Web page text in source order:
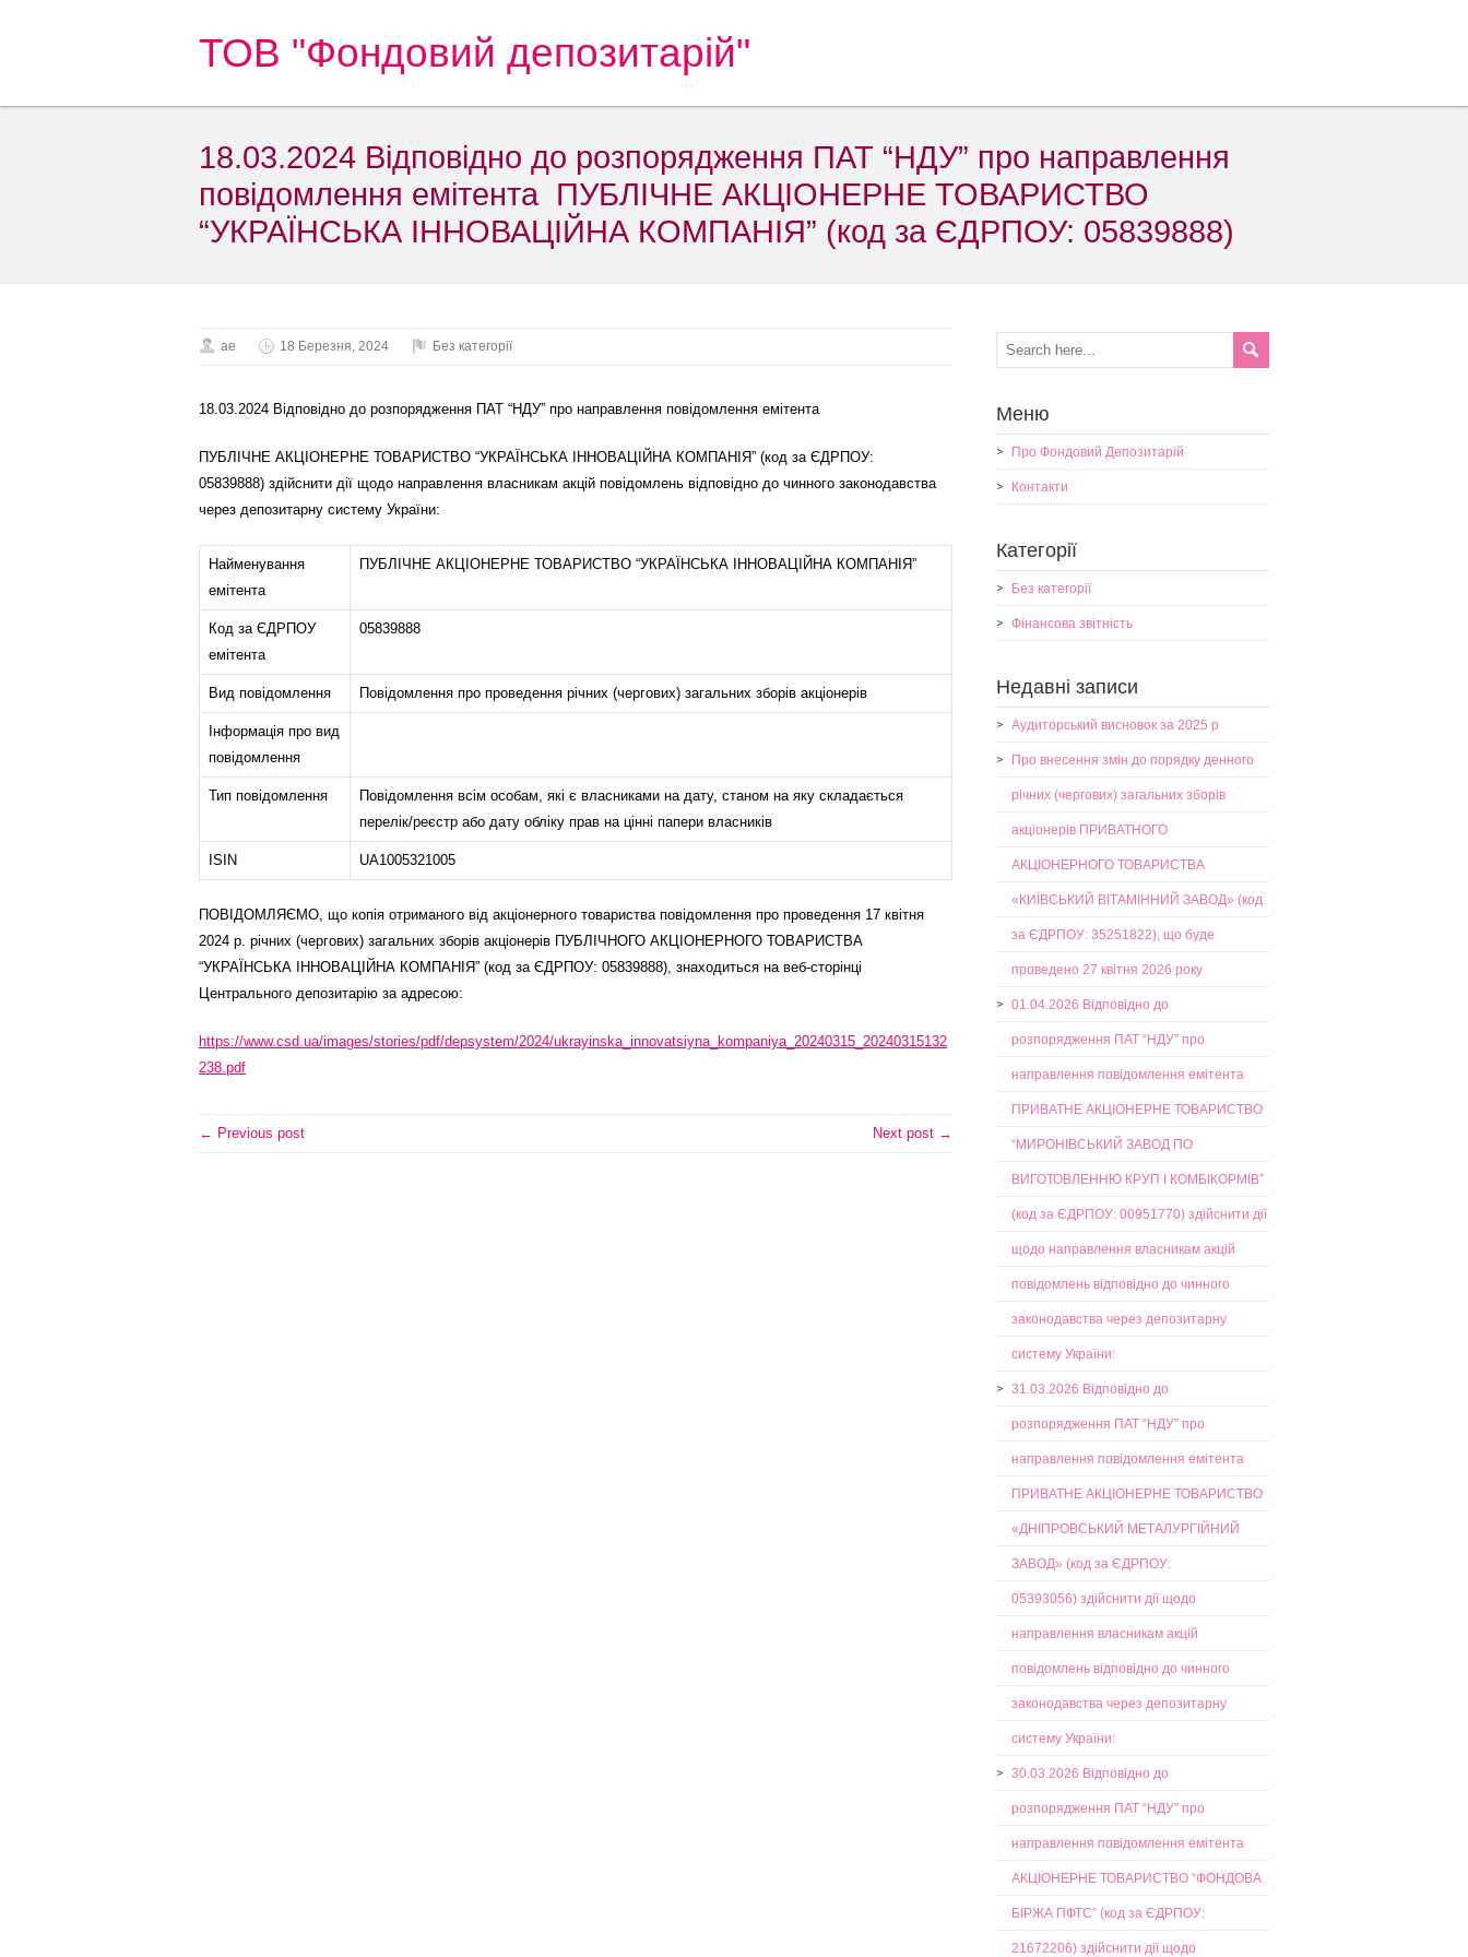
ТОВ "Фондовий депозитарій"
18.03.2024 Відповідно до розпорядження ПАТ “НДУ” про направлення
повідомлення емітента ПУБЛІЧНЕ АКЦІОНЕРНЕ ТОВАРИСТВО
“УКРАЇНСЬКА ІННОВАЦІЙНА КОМПАНІЯ” (код за ЄДРПОУ: 05839888)
ae 18 Березня, 2024 Без категорії
18.03.2024 Відповідно до розпорядження ПАТ “НДУ” про направлення повідомлення емітента
ПУБЛІЧНЕ АКЦІОНЕРНЕ ТОВАРИСТВО “УКРАЇНСЬКА ІННОВАЦІЙНА КОМПАНІЯ” (код за ЄДРПОУ:
05839888) здійснити дії щодо направлення власникам акцій повідомлень відповідно до чинного законодавства
через депозитарну систему України:
Найменування
емітента
ПУБЛІЧНЕ АКЦІОНЕРНЕ ТОВАРИСТВО “УКРАЇНСЬКА ІННОВАЦІЙНА КОМПАНІЯ”
Код за ЄДРПОУ
емітента
05839888
Вид повідомлення Повідомлення про проведення річних (чергових) загальних зборів акціонерів
Інформація про вид
повідомлення
Тип повідомлення
Повідомлення всім особам, які є власниками на дату, станом на яку складається
перелік/реєстр або дату обліку прав на цінні папери власників
ISIN UA1005321005
ПОВІДОМЛЯЄМО, що копія отриманого від акціонерного товариства повідомлення про проведення 17 квітня
2024 р. річних (чергових) загальних зборів акціонерів ПУБЛІЧНОГО АКЦІОНЕРНОГО ТОВАРИСТВА
“УКРАЇНСЬКА ІННОВАЦІЙНА КОМПАНІЯ” (код за ЄДРПОУ: 05839888), знаходиться на веб-сторінці
Центрального депозитарію за адресою:
https://www.csd.ua/images/stories/pdf/depsystem/2024/ukrayinska_innovatsiyna_kompaniya_20240315_20240315132
238.pdf
← Previous post Next post →
Меню
Про Фондовий Депозитарій
Контакти
Категорії
Без категорії
Фінансова звітність
Недавні записи
Аудиторський висновок за 2025 р
Про внесення змін до порядку денного
річних (чергових) загальних зборів
акціонерів ПРИВАТНОГО
АКЦІОНЕРНОГО ТОВАРИСТВА
«КИЇВСЬКИЙ ВІТАМІННИЙ ЗАВОД» (код
за ЄДРПОУ: 35251822), що буде
проведено 27 квітня 2026 року
01.04.2026 Відповідно до
розпорядження ПАТ “НДУ” про
направлення повідомлення емітента
ПРИВАТНЕ АКЦІОНЕРНЕ ТОВАРИСТВО
“МИРОНІВСЬКИЙ ЗАВОД ПО
ВИГОТОВЛЕННЮ КРУП І КОМБІКОРМІВ”
(код за ЄДРПОУ: 00951770) здійснити дії
щодо направлення власникам акцій
повідомлень відповідно до чинного
законодавства через депозитарну
систему України:
31.03.2026 Відповідно до
розпорядження ПАТ “НДУ” про
направлення повідомлення емітента
ПРИВАТНЕ АКЦІОНЕРНЕ ТОВАРИСТВО
«ДНІПРОВСЬКИЙ МЕТАЛУРГІЙНИЙ
ЗАВОД» (код за ЄДРПОУ:
05393056) здійснити дії щодо
направлення власникам акцій
повідомлень відповідно до чинного
законодавства через депозитарну
систему України:
30.03.2026 Відповідно до
розпорядження ПАТ “НДУ” про
направлення повідомлення емітента
АКЦІОНЕРНЕ ТОВАРИСТВО “ФОНДОВА
БІРЖА ПФТС” (код за ЄДРПОУ:
21672206) здійснити дії щодо